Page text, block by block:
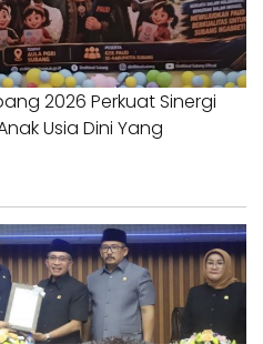
2026 Perkuat Sinergi
Usia Dini Yang